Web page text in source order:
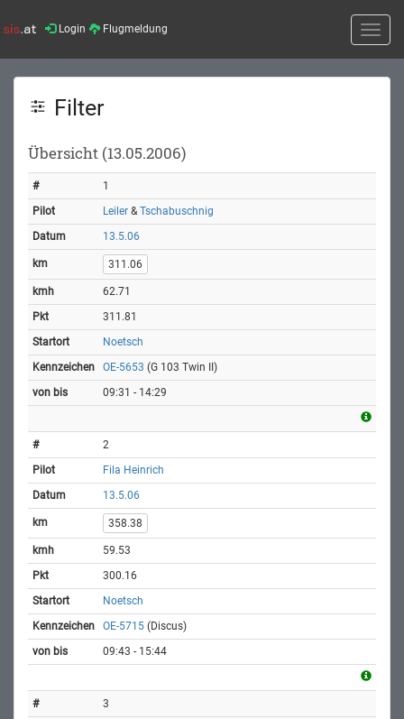
Login Flugmeldung
Toggle
Filter
Übersicht (13.05.2006)
1
Leiler & Tschabuschnig
13.5.06
311.06
62.71
311.81
Noetsch
OE-5653 (G 103 Twin II)
09:31 - 14:29
2
Fila Heinrich
13.5.06
358.38
59.53
300.16
Noetsch
OE-5715 (Discus)
09:43 - 15:44
3